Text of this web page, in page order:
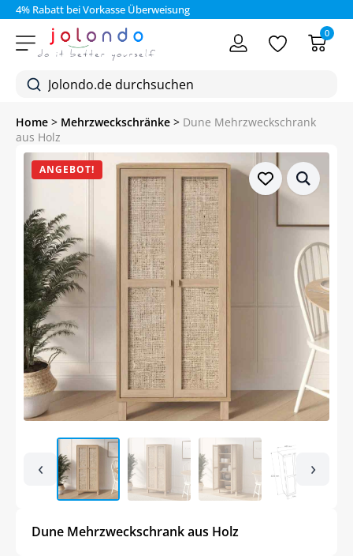
4% Rabatt bei Vorkasse Überweisung
0
Home > Mehrzweckschränke > Dune Mehrzweckschrank
aus Holz
ANGEBOT!
‹ ›
Dune Mehrzweckschrank aus Holz